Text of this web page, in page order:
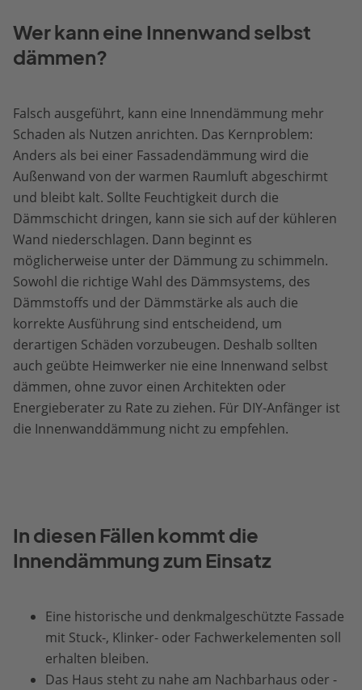
Wer kann eine Innenwand selbst
dämmen?
Falsch ausgeführt, kann eine Innendämmung mehr
Schaden als Nutzen anrichten. Das Kernproblem:
Anders als bei einer Fassadendämmung wird die
Außenwand von der warmen Raumluft abgeschirmt
und bleibt kalt. Sollte Feuchtigkeit durch die
Dämmschicht dringen, kann sie sich auf der kühleren
Wand niederschlagen. Dann beginnt es
möglicherweise unter der Dämmung zu schimmeln.
Sowohl die richtige Wahl des Dämmsystems, des
Dämmstoffs und der Dämmstärke als auch die
korrekte Ausführung sind entscheidend, um
derartigen Schäden vorzubeugen. Deshalb sollten
auch geübte Heimwerker nie eine Innenwand selbst
dämmen, ohne zuvor einen Architekten oder
Energieberater zu Rate zu ziehen. Für DIY-Anfänger ist
die Innenwanddämmung nicht zu empfehlen.
In diesen Fällen kommt die
Innendämmung zum Einsatz
Eine historische und denkmalgeschützte Fassade
mit Stuck-, Klinker- oder Fachwerkelementen soll
erhalten bleiben.
Das Haus steht zu nahe am Nachbarhaus oder -